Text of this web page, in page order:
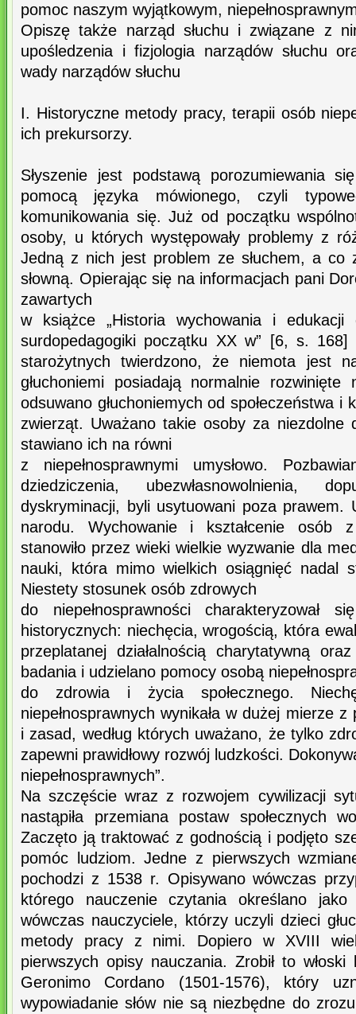
pomoc naszym wyjątkowym,
Opiszę także narząd słuchu i związane z
upośledzenia i fizjologia narządów słuchu
wady narządów słuchu
I. Historyczne metody pracy, terapii osób
ich prekursorzy.
Słyszenie jest podstawą porozumiewania
pomocą języka mówionego, czyli
komunikowania się. Już od początku
osoby, u których występowały problemy z
Jedną z nich jest problem ze słuchem, a co
słowną. Opierając się na informacjach pani
zawartych
w książce „Historia wychowania i edukacji
surdopedagogiki początku XX w” [6, s.
starożytnych twierdzono, że niemota jest
głuchoniemi posiadają normalnie
odsuwano głuchoniemych od społeczeństwa i
zwierząt. Uważano takie osoby za niezdolne
stawiano ich na równi
z niepełnosprawnymi umysłowo.
dziedziczenia, ubezwłasnowolnienia,
dyskryminacji, byli usytuowani poza prawem.
narodu. Wychowanie i kształcenie osób z
stanowiło przez wieki wielkie wyzwanie dla
nauki, która mimo wielkich osiągnięć nadal
Niestety stosunek osób zdrowych
do niepełnosprawności charakteryzował
historycznych: niechęcia, wrogością, która
przeplatanej działalnością charytatywną
badania i udzielano pomocy osobą
do zdrowia i życia społecznego.
niepełnosprawnych wynikała w dużej mierze
i zasad, według których uważano, że tylko
zapewni prawidłowy rozwój ludzkości.
niepełnosprawnych”.
Na szczęście wraz z rozwojem cywilizacji
nastąpiła przemiana postaw społecznych
Zaczęto ją traktować z godnością i podjęto
pomóc ludziom. Jedne z pierwszych
pochodzi z 1538 r. Opisywano wówczas
którego nauczenie czytania określano jako
wówczas nauczyciele, którzy uczyli dzieci
metody pracy z nimi. Dopiero w XVIII
pierwszych opisy nauczania. Zrobił to
Geronimo Cordano (1501-1576), który
wypowiadanie słów nie są niezbędne do